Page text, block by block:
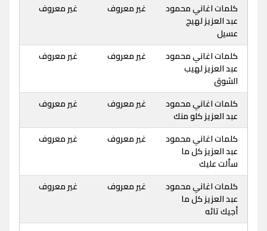
كلمات اغاني محمود
عبد العزيز لهيج
عسيل
غير معروف غير معروف
كلمات اغاني محمود
عبد العزيز لهيب
الشوق
غير معروف غير معروف
كلمات اغاني محمود
عبد العزيز كلو منك
غير معروف غير معروف
كلمات اغاني محمود
عبد العزيز كل ما
سألت عليك
غير معروف غير معروف
كلمات اغاني محمود
عبد العزيز كل ما
أجيك تائه
غير معروف غير معروف